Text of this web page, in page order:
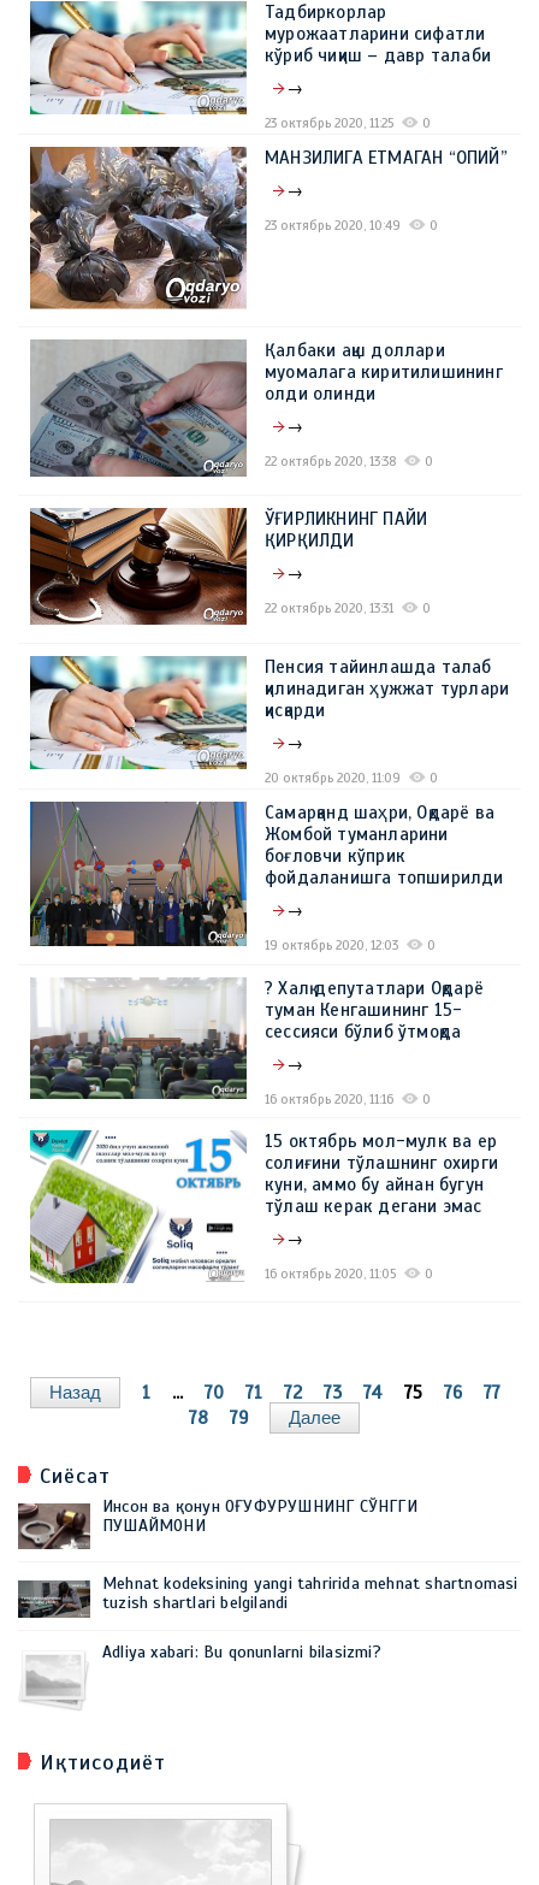
Тадбиркорлар
мурожаатларини сифатли
кўриб чиқиш – давр талаби
→
23 октябрь 2020, 11:25 0
МАНЗИЛИГА ЕТМАГАН “ОПИЙ”
→
23 октябрь 2020, 10:49 0
Қалбаки ақш доллари
муомалага киритилишининг
олди олинди
→
22 октябрь 2020, 13:38 0
ЎҒИРЛИКНИНГ ПАЙИ
ҚИРҚИЛДИ
→
22 октябрь 2020, 13:31 0
Пенсия тайинлашда талаб
қилинадиган ҳужжат турлари
қисқарди
→
20 октябрь 2020, 11:09 0
Самарқанд шаҳри, Оқдарё ва
Жомбой туманларини
боғловчи кўприк
фойдаланишга топширилди
→
19 октябрь 2020, 12:03 0
? Халқ депутатлари Оқдарё
туман Кенгашининг 15-
сессияси бўлиб ўтмоқда
→
16 октябрь 2020, 11:16 0
15 октябрь мол-мулк ва ер
солиғини тўлашнинг охирги
куни, аммо бу айнан бугун
тўлаш керак дегани эмас
→
16 октябрь 2020, 11:05 0
Назад 1 ... 70 71 72 73 74 75 76
77
78
79 Далее
Сиёсат
Инсон ва қонун ОҒУФУРУШНИНГ СЎНГГИ
ПУШАЙМОНИ
Mehnat kodeksining yangi tahririda mehnat shartnomasi
tuzish shartlari belgilandi
Adliya xabari: Bu qonunlarni bilasizmi?
Иқтисодиёт